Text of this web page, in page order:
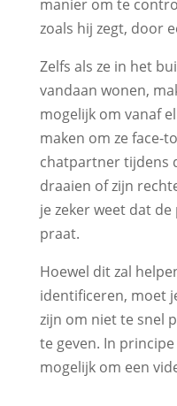
manier om te
zoals hij zegt, door
Zelfs als ze in het
vandaan wonen,
mogelijk om vanaf
maken om ze face-
chatpartner tijdens
draaien of zijn
je zeker weet dat
praat.
Hoewel dit zal
identificeren, moet
zijn om niet te snel
te geven. In
mogelijk om een